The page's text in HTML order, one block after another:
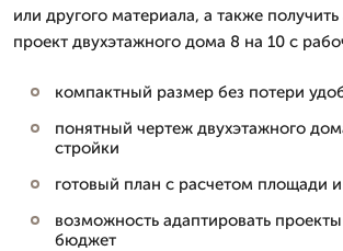
или другого материала, а также
проект двухэтажного дома 8 на 10 с
компактный размер без потери
понятный чертеж двухэтажного
стройки
готовый план с расчетом площади и
возможность адаптировать
бюджет